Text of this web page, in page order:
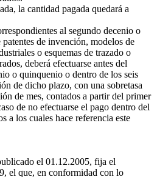
la cantidad pagada quedará a
al segundo decenio o
de invención, modelos de
o esquemas de trazado o
deberá efectuarse antes del
o quinquenio o dentro de los seis
de dicho plazo, con una sobretasa
de mes, contados a partir del primer
de no efectuarse el pago dentro del
a los cuales hace referencia este
el 01.12.2005, fija el
el que, en conformidad con lo